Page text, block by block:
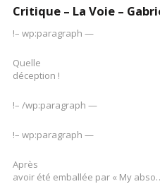
Critique – La Voie –
!– wp:paragraph —
Quelle
déception !
!– /wp:paragraph —
!– wp:paragraph —
Après
avoir été emballée par « My